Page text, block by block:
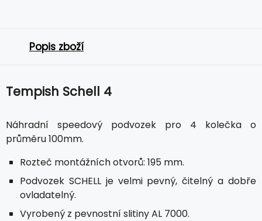
Popis zboží
Tempish Schell 4
Náhradní speedový podvozek pro 4 kolečka o
průměru 100mm.
Rozteč montážních otvorů: 195 mm.
Podvozek SCHELL je velmi pevný, čitelný a dobře
ovladatelný.
Vyrobený z pevnostní slitiny AL 7000.